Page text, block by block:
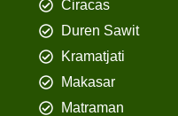
Ciracas
Duren Sawit
Kramatjati
Makasar
Matraman